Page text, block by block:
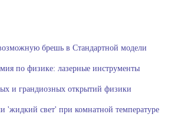
брешь в Стандартной модели
по физике: лазерные инструменты
и грандиозных открытий физики
'жидкий свет' при комнатной температуре